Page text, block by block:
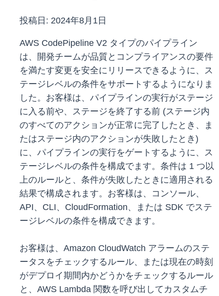
投稿日: 2024年8月1日
AWS CodePipeline V2 タイプのパイプライン
は、開発チームが品質とコンプライアンスの要件
を満たす変更を安全にリリースできるように、ス
テージレベルの条件をサポートするようになりま
した。お客様は、パイプラインの実行がステージ
に入る前や、ステージを終了する前 (ステージ内
のすべてのアクションが正常に完了したとき、ま
たはステージ内のアクションが失敗したとき)
に、パイプラインの実行をゲートするように、ス
テージレベルの条件を構成でます。条件は 1 つ以
上のルールと、条件が失敗したときに適用される
結果で構成されます。お客様は、コンソール、
API、CLI、CloudFormation、または SDK でステ
ージレベルの条件を構成できます。
お客様は、Amazon CloudWatch アラームのステ
ータスをチェックするルール、または現在の時刻
がデプロイ期間内かどうかをチェックするルール
と、AWS Lambda 関数を呼び出してカスタムチ